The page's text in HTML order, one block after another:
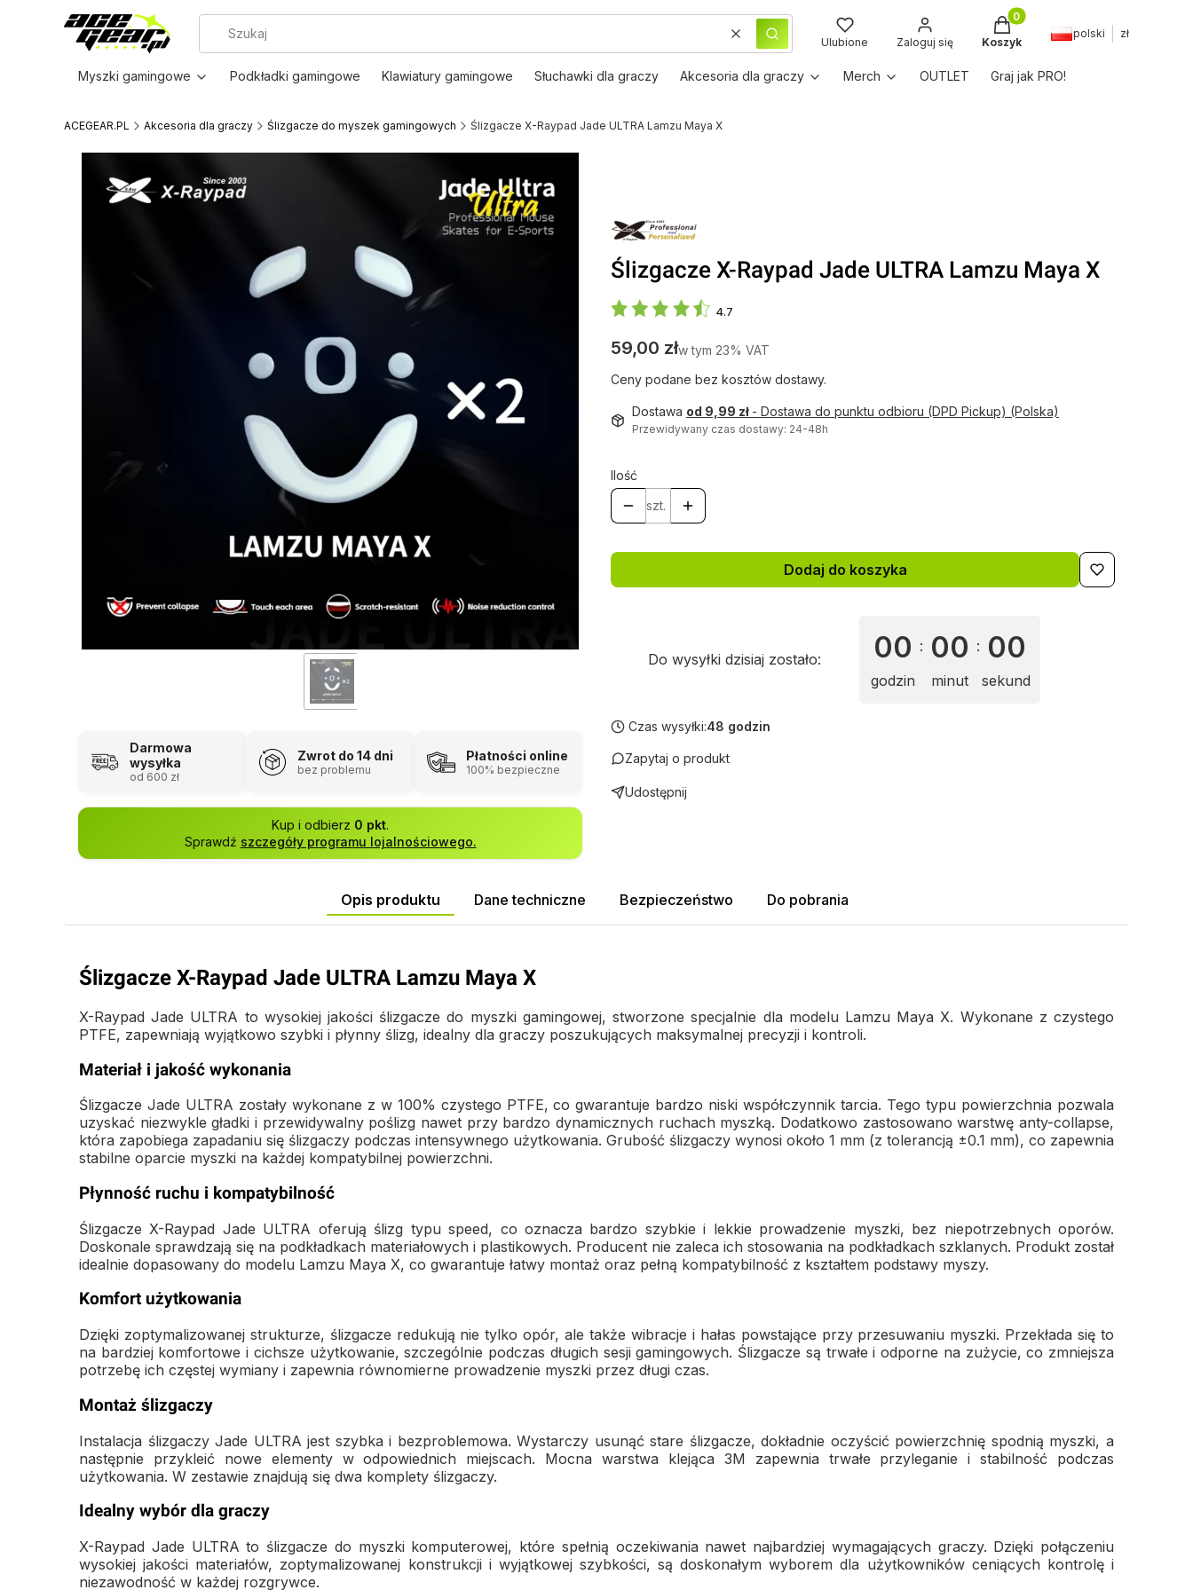
WyczyśćSzukaj Ulubione Zaloguj się
Produkty w koszyku: 0.
Koszyk
polski zł
Myszki gamingowe Podkładki gamingowe Klawiatury gamingowe Słuchawki dla graczy Akcesoria dla graczy Merch OUTLET Graj jak PRO!
ACEGEAR.PL Akcesoria dla graczy Ślizgacze do myszek gamingowych Ślizgacze X-Raypad Jade ULTRA Lamzu Maya X
Darmowa
wysyłka
od 600 zł
Zwrot do 14 dni
bez problemu
Płatności online
100% bezpieczne
Kup i odbierz 0 pkt.
Sprawdź szczegóły programu lojalnościowego.
Ślizgacze X-Raypad Jade ULTRA Lamzu Maya X
4.7
Cena
59,00 złw tym 23% VAT
w tym 23% VAT
Ceny podane bez kosztów dostawy.
Dostawa od 9,99 zł - Dostawa do punktu odbioru (DPD Pickup) (Polska)
Przewidywany czas dostawy: 24-48h
Ilość
szt.
Dodaj do koszyka
Do wysyłki dzisiaj zostało: 00
godzin
: 00
minut
: 00
sekund
Czas wysyłki:48 godzin
Zapytaj o produkt
Udostępnij
Opis produktu Dane techniczne Bezpieczeństwo Do pobrania
Ślizgacze X-Raypad Jade ULTRA Lamzu Maya X
X-Raypad Jade ULTRA to wysokiej jakości ślizgacze do myszki gamingowej, stworzone specjalnie dla modelu Lamzu Maya X. Wykonane z czystego
PTFE, zapewniają wyjątkowo szybki i płynny ślizg, idealny dla graczy poszukujących maksymalnej precyzji i kontroli.
Materiał i jakość wykonania
Ślizgacze Jade ULTRA zostały wykonane z w 100% czystego PTFE, co gwarantuje bardzo niski współczynnik tarcia. Tego typu powierzchnia pozwala
uzyskać niezwykle gładki i przewidywalny poślizg nawet przy bardzo dynamicznych ruchach myszką. Dodatkowo zastosowano warstwę anty-collapse,
która zapobiega zapadaniu się ślizgaczy podczas intensywnego użytkowania. Grubość ślizgaczy wynosi około 1 mm (z tolerancją ±0.1 mm), co zapewnia
stabilne oparcie myszki na każdej kompatybilnej powierzchni.
Płynność ruchu i kompatybilność
Ślizgacze X-Raypad Jade ULTRA oferują ślizg typu speed, co oznacza bardzo szybkie i lekkie prowadzenie myszki, bez niepotrzebnych oporów.
Doskonale sprawdzają się na podkładkach materiałowych i plastikowych. Producent nie zaleca ich stosowania na podkładkach szklanych. Produkt został
idealnie dopasowany do modelu Lamzu Maya X, co gwarantuje łatwy montaż oraz pełną kompatybilność z kształtem podstawy myszy.
Komfort użytkowania
Dzięki zoptymalizowanej strukturze, ślizgacze redukują nie tylko opór, ale także wibracje i hałas powstające przy przesuwaniu myszki. Przekłada się to
na bardziej komfortowe i cichsze użytkowanie, szczególnie podczas długich sesji gamingowych. Ślizgacze są trwałe i odporne na zużycie, co zmniejsza
potrzebę ich częstej wymiany i zapewnia równomierne prowadzenie myszki przez długi czas.
Montaż ślizgaczy
Instalacja ślizgaczy Jade ULTRA jest szybka i bezproblemowa. Wystarczy usunąć stare ślizgacze, dokładnie oczyścić powierzchnię spodnią myszki, a
następnie przykleić nowe elementy w odpowiednich miejscach. Mocna warstwa klejąca 3M zapewnia trwałe przyleganie i stabilność podczas
użytkowania. W zestawie znajdują się dwa komplety ślizgaczy.
Idealny wybór dla graczy
X-Raypad Jade ULTRA to ślizgacze do myszki komputerowej, które spełnią oczekiwania nawet najbardziej wymagających graczy. Dzięki połączeniu
wysokiej jakości materiałów, zoptymalizowanej konstrukcji i wyjątkowej szybkości, są doskonałym wyborem dla użytkowników ceniących kontrolę i
niezawodność w każdej rozgrywce.